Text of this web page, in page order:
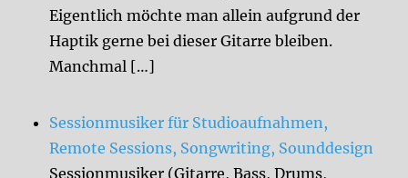
Eigentlich möchte man allein aufgrund der
Haptik gerne bei dieser Gitarre bleiben.
Manchmal […]
Sessionmusiker für Studioaufnahmen,
Remote Sessions, Songwriting, Sounddesign
Sessionmusiker (Gitarre, Bass, Drums,